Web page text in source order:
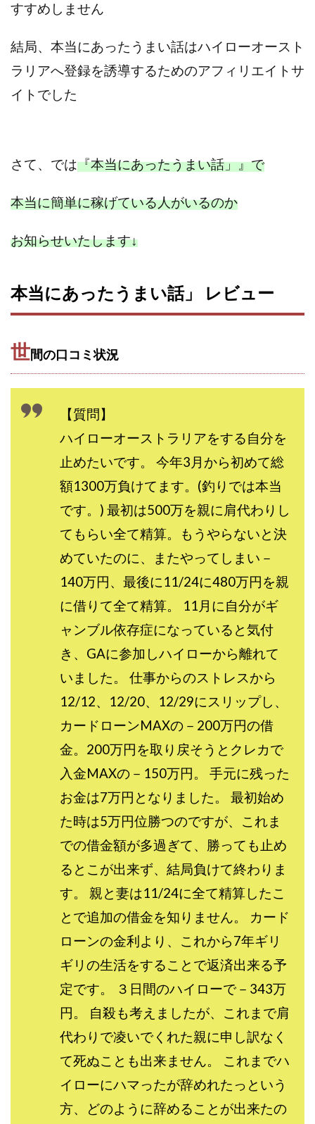
すすめしません
結局、本当にあったうまい話はハイローオースト
ラリアへ登録を誘導するためのアフィリエイトサ
イトでした
さて、では『本当にあったうまい話」』で
本当に簡単に稼げている人がいるのか
お知らせいたします↓
本当にあったうまい話」 レビュー
世間の口コミ状況
【質問】
ハイローオーストラリアをする自分を
止めたいです。 今年3月から初めて総
額1300万負けてます。(釣りでは本当
です。) 最初は500万を親に肩代わりし
てもらい全て精算。もうやらないと決
めていたのに、またやってしまい－
140万円、最後に11/24に480万円を親
に借りて全て精算。 11月に自分がギ
ャンブル依存症になっていると気付
き、GAに参加しハイローから離れて
いました。 仕事からのストレスから
12/12、12/20、12/29にスリップし、
カードローンMAXの－200万円の借
金。200万円を取り戻そうとクレカで
入金MAXの－150万円。 手元に残った
お金は7万円となりました。 最初始め
た時は5万円位勝つのですが、これま
での借金額が多過ぎて、勝っても止め
るとこが出来ず、結局負けて終わりま
す。 親と妻は11/24に全て精算したこ
とで追加の借金を知りません。 カード
ローンの金利より、これから7年ギリ
ギリの生活をすることで返済出来る予
定です。 ３日間のハイローで－343万
円。 自殺も考えましたが、これまで肩
代わりで凌いでくれた親に申し訳なく
て死ぬことも出来ません。 これまでハ
イローにハマったが辞めれたっという
方、どのように辞めることが出来たの
佐藤竜
中山 浩昴
世界一カンタンなFXの稼ぎ方
中尾龍
中悠太 丸山 徹 中本英
中村 邦明
中村健吾
一般財団法人日本投資家育成機構
合同会社Artemis
動画を見て報酬GET(ゲット)
北野毅
千葉雄介
古賀稜
合同会社 RoyalBond
合同会社Fans
合同会社first
合同会社Like Factory
合同会社NT
合同会社REEF
合同会社Renaissance
加藤浩次
加藤敏行
写真を選んで収益GET
億のゲームチェンジ
全自動AIシステム(Trading System)
全自動インサイダーROBOT
内藤 洋子
内藤隆児
円城寺
写真や動画にいいねするだけ!
写真を送信して報酬GET
写真を選んで安定した収益を！
副業専門オープンチャット
冨永愛理
出口洋平
副業コンシェルジュ鈴木
副業ネットワーク
副業の教室事務局
副業ポスト
副業ポスト運営事務局
七里信一
一般社団法人こころインターナショナル
ザ・プレジデント(THE PRESIDENT)
タートルビジネススクール
スマホ内の画像を送信してカンタン副収入
スマホ副業
センタービレッジ合同会社
ソウルメイト(SOUL MATE)
ソフト株式会社
タスク詐欺
スマホふくぎょうのおしごと！
チャプロ
ちょこスマ
ちょこっと
ちょこプラ(choco+)
ちょな(蝶名林達也)
どこでもビジネス
トライアル
トラスト株式会社
ドリームクラフターズ
ドリームテック合同会社
ドリームワーク
トレンド
スマートジョブnet
サクッとお仕事サービス
サクッと毎日5万円
サポーターズファミリー(supporter's family)
サルでも出来る!最新のお金の稼ぎ方
ジーニアスブラックボックス
スーパースマイル(SUPER SMILE)
スキマ時間で稼ぐ Job Lob
スキマ時間の有効活用
スマキャン(SMACAN)
スマナビ.com
スマホ1台でどこでも副収入
スマホアベンジャー